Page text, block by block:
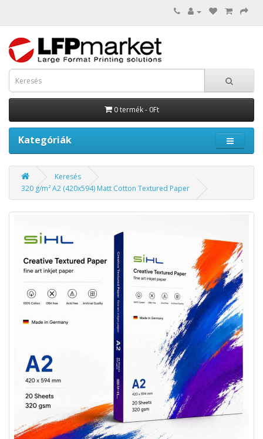
0 termék - 0Ft
Kategóriák
Keresés
320 g/m² A2 (420x594) Matt Cotton Textured Paper